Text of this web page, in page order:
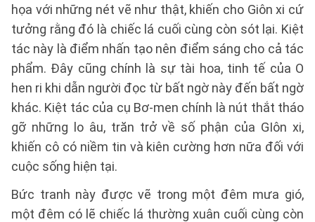
họa với những nét vẽ như thật, khiến cho Giôn xi cứ
tưởng rằng đó là chiếc lá cuối cùng còn sót lại. Kiệt
tác này là điểm nhấn tạo nên điểm sáng cho cả tác
phẩm. Đây cũng chính là sự tài hoa, tinh tế của O
hen ri khi dẫn người đọc từ bất ngờ này đến bất ngờ
khác. Kiệt tác của cụ Bơ-men chính là nút thắt tháo
gỡ những lo âu, trăn trở về số phận của GIôn xi,
khiến cô có niềm tin và kiên cường hơn nữa đối với
cuộc sống hiện tại.
Bức tranh này được vẽ trong một đêm mưa gió,
một đêm có lẽ chiếc lá thường xuân cuối cùng còn